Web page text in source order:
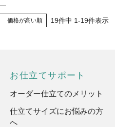
価格が高い順 19件中 1-19件表示
お仕立てサポート
オーダー仕立てのメリット
仕立てサイズにお悩みの方
へ